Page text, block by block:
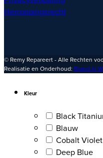
Herroepingsrecht
© Remy Repareert - Alle Rechten
Realisatie en Onderhoud: Brand in
Kleur
Black
Blauw
Cobalt Violet
Deep Blue